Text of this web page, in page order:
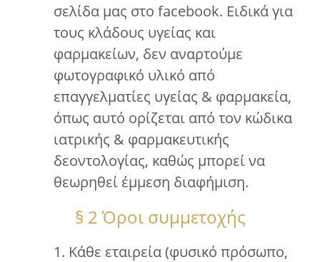
σελίδα μας στο facebook. Ειδικά για
τους κλάδους υγείας και
φαρμακείων, δεν αναρτούμε
φωτογραφικό υλικό από
επαγγελματίες υγείας & φαρμακεία,
όπως αυτό ορίζεται από τον κώδικα
ιατρικής & φαρμακευτικής
δεοντολογίας, καθώς μπορεί να
θεωρηθεί έμμεση διαφήμιση.
§ 2 Όροι συμμετοχής
1. Κάθε εταιρεία (φυσικό πρόσωπο,